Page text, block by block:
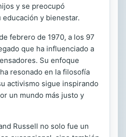
y se preocupó
y bienestar.
febrero de 1970, a los 97
que ha influenciado a
Su enfoque
resonado en la filosofía
activismo sigue inspirando
un mundo más justo y
Russell no solo fue un